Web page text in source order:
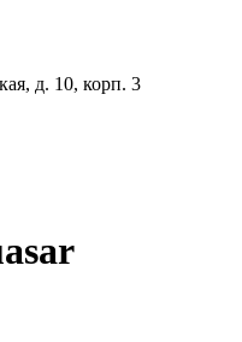
д. 10, корп. 3